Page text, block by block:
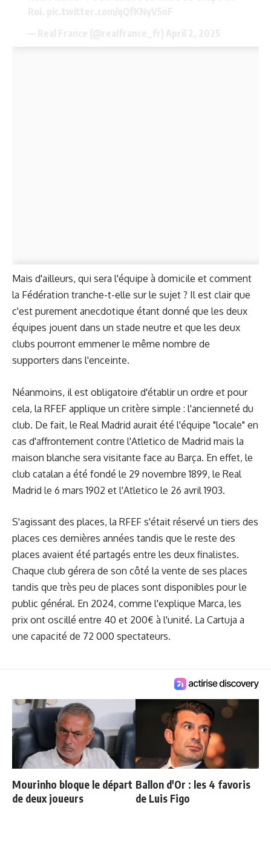
Mais d'ailleurs, qui sera l'équipe à domicile et comment
la Fédération tranche-t-elle sur le sujet ? Il est clair que
c'est purement anecdotique étant donné que les deux
équipes jouent dans un stade neutre et que les deux
clubs pourront emmener le même nombre de
supporters dans l'enceinte.
Néanmoins, il est obligatoire d'établir un ordre et pour
cela, la RFEF applique un critère simple : l'ancienneté du
club. De fait, le Real Madrid aurait été l'équipe "locale" en
cas d'affrontement contre l'Atletico de Madrid mais la
maison blanche sera visitante face au Barça. En effet, le
club catalan a été fondé le 29 novembre 1899, le Real
Madrid le 6 mars 1902 et l'Atletico le 26 avril 1903.
S'agissant des places, la RFEF s'était réservé un tiers des
places ces dernières années tandis que le reste des
places avaient été partagés entre les deux finalistes.
Chaque club gérera de son côté la vente de ses places
tandis que très peu de places sont disponibles pour le
public général. En 2024, comme l'explique Marca, les
prix ont oscillé entre 40 et 200€ à l'unité. La Cartuja a
une capacité de 72 000 spectateurs.
Mourinho bloque le départ
de deux joueurs
Ballon d'Or : les 4 favoris
de Luis Figo